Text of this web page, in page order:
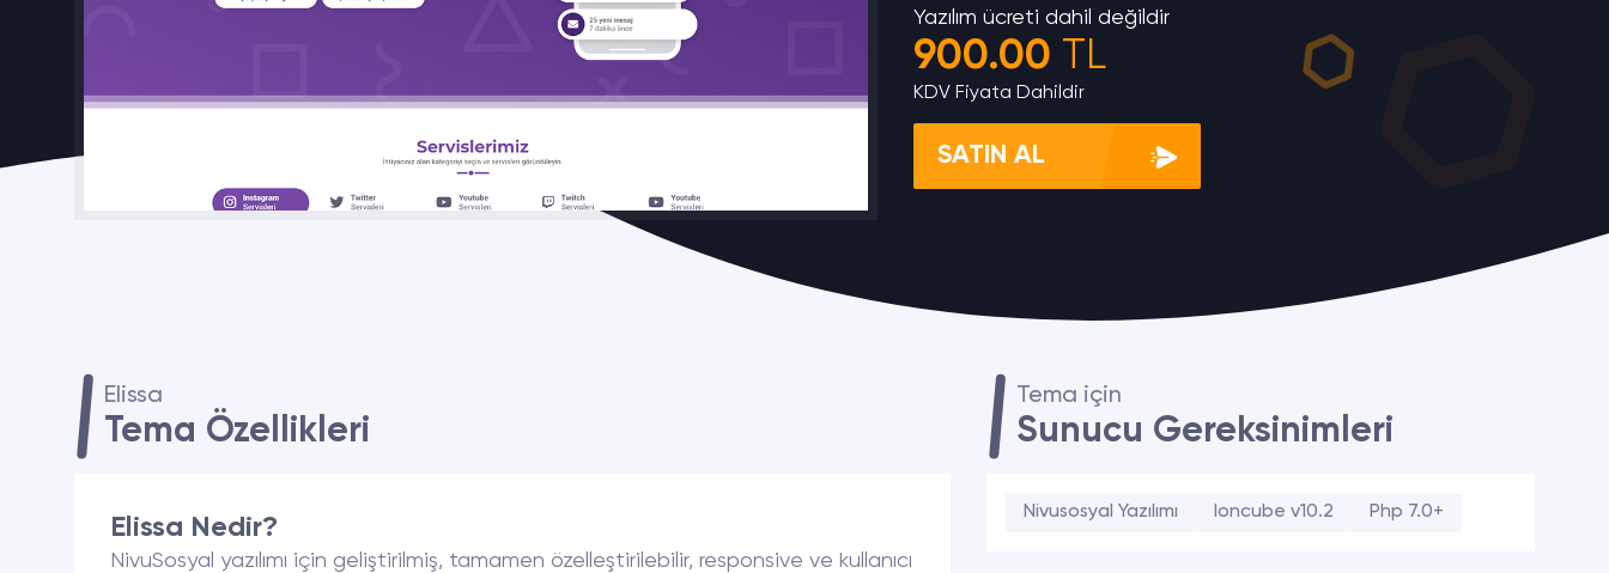
Yazılım ücreti dahil değildir
900.00 TL
KDV Fiyata Dahildir
SATIN AL
Elissa
Tema Özellikleri
Elissa Nedir?
NivuSosyal yazılımı için geliştirilmiş, tamamen özelleştirilebilir, responsive ve kullanıcı
Tema için
Sunucu Gereksinimleri
Nivusosyal Yazılımı Ioncube v10.2 Php 7.0+